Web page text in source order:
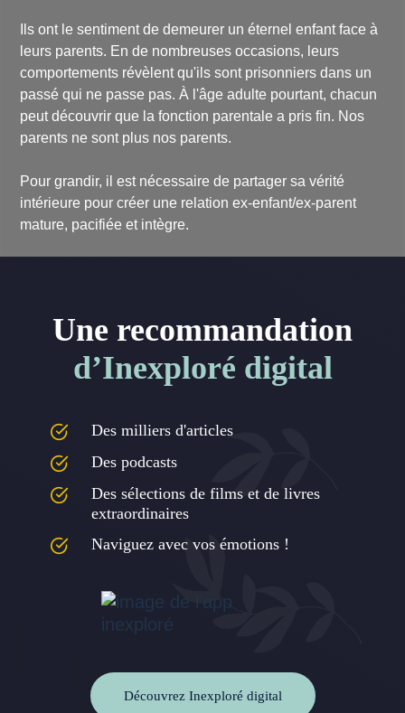
Ils ont le sentiment de demeurer un éternel enfant face à
leurs parents. En de nombreuses occasions, leurs
comportements révèlent qu'ils sont prisonniers dans un
passé qui ne passe pas. À l'âge adulte pourtant, chacun
peut découvrir que la fonction parentale a pris fin. Nos
parents ne sont plus nos parents.
Pour grandir, il est nécessaire de partager sa vérité
intérieure pour créer une relation ex-enfant/ex-parent
mature, pacifiée et intègre.
Une recommandation
d’Inexploré digital
Des milliers d'articles
Des podcasts
Des sélections de films et de livres
extraordinaires
Naviguez avec vos émotions !
Découvrez Inexploré digital